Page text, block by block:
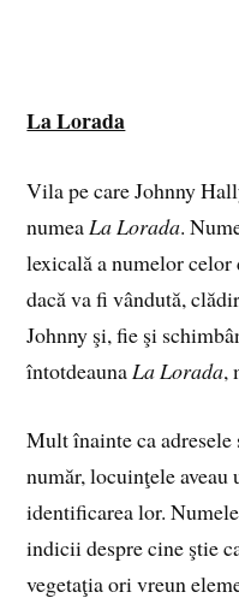
La Lorada
Vila pe care Johnny
numea La Lorada.
lexicală a numelor
dacă va fi vândută,
Johnny şi, fie şi
întotdeauna La Lorada,
Mult înainte ca
număr, locuinţele aveau
identificarea lor.
indicii despre cine ştie
vegetaţia ori vreun